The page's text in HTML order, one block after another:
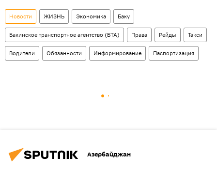
Новости ЖИЗНЬ Экономика Баку
Бакинское транспортное агентство (БТА) Права Рейды Такси
Водители Обязанности Информирование Паспортизация
Азербайджан